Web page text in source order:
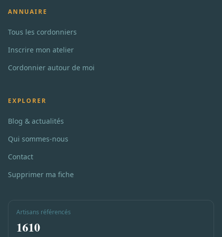
ANNUAIRE
Tous les cordonniers
Inscrire mon atelier
Cordonnier autour de moi
EXPLORER
Blog & actualités
Qui sommes-nous
Contact
Supprimer ma fiche
Artisans référencés
1610